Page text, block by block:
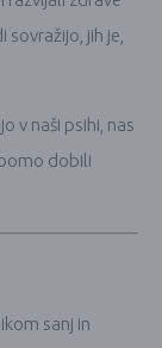
sovražijo, jih je,
v naši psihi, nas
dobili
sanj in